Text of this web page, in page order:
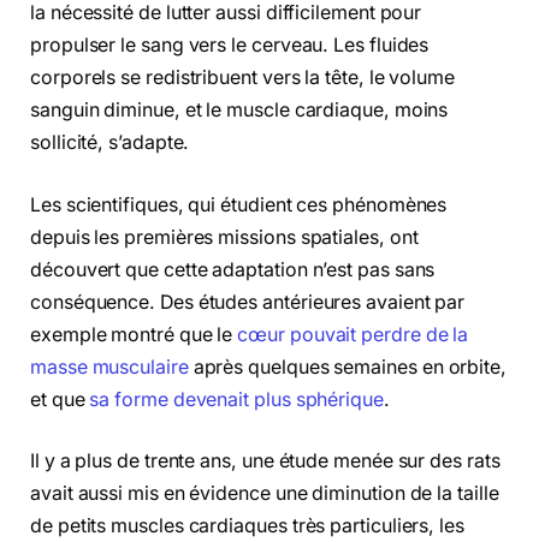
la nécessité de lutter aussi difficilement pour
propulser le sang vers le cerveau. Les fluides
corporels se redistribuent vers la tête, le volume
sanguin diminue, et le muscle cardiaque, moins
sollicité, s’adapte.
Les scientifiques, qui étudient ces phénomènes
depuis les premières missions spatiales, ont
découvert que cette adaptation n’est pas sans
conséquence. Des études antérieures avaient par
exemple montré que lecœur pouvait perdre de la
masse musculaireaprès quelques semaines en orbite,
et que sa forme devenait plus sphérique.
Il y a plus de trente ans, une étude menée sur des rats
avait aussi mis en évidence une diminution de la taille
de petits muscles cardiaques très particuliers, les